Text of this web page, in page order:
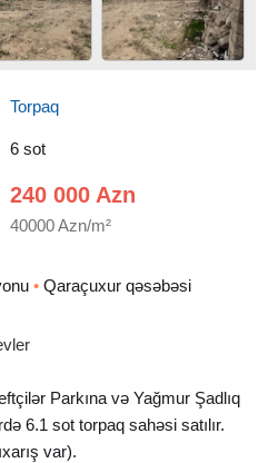
Torpaq
6 sot
240 000 Azn
40000 Azn/m²
• Qaraçuxur qəsəbəsi
Parkına və Yağmur Şadlıq
6.1 sot torpaq sahəsi satılır.
var).